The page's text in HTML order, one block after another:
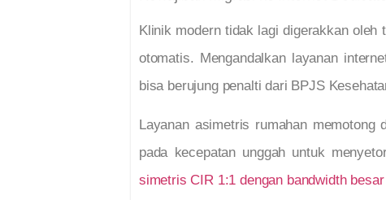
Klinik modern tidak lagi digerakkan
otomatis. Mengandalkan layanan
bisa berujung penalti dari BPJS
Layanan asimetris rumahan memotong
pada kecepatan unggah untuk
simetris CIR 1:1 dengan bandwidth